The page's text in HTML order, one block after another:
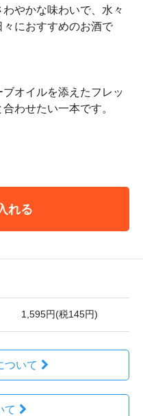
やかな味わいで、水々
におすすめのお酒で
オイルを添えたフレッ
わせたい一本です。
れる
1,595円(税145円)
ついて
て